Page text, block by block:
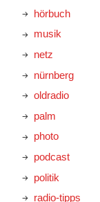
hörbuch
musik
netz
nürnberg
oldradio
palm
photo
podcast
politik
radio-tipps